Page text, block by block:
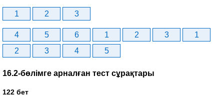
1 2 3
4 5 6 1 2 3
1
2
3 4 5
16.2-бөлімге арналған тест сұрақтары
122 бет